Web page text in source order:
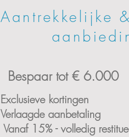
Aantrekkelijke
Bespaar tot € 6.000
Exclusieve kortingen
Verlaagde aanbetaling
Vanaf 15% - volledig